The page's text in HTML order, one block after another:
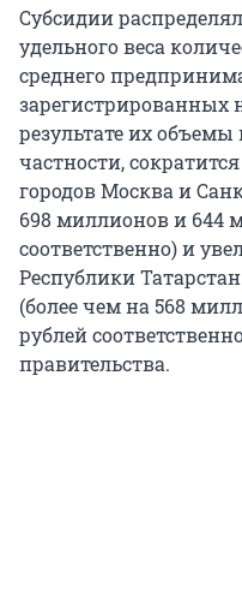
Субсидии
удельного веса
среднего
зарегистрированных
результате их объемы
частности,
городов Москва и
698 миллионов и 644
соответственно) и
Республики
(более чем на 568
рублей
правительства.